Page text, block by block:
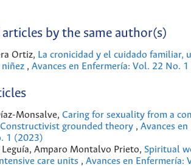
by the same author(s)
Ortiz, La cronicidad y el cuidado familiar,
, Avances en Enfermería: Vol. 22 No.
Monsalve, Caring for sexuality from a
grounded theory , Avances
1 (2023)
Leguía, Amparo Montalvo Prieto, Spiritual
care units , Avances en Enfermería: